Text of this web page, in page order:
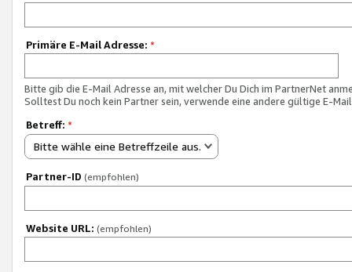
Primäre E-Mail Adresse: *
Bitte gib die E-Mail Adresse an, mit welcher Du Dich im PartnerNet
Solltest Du noch kein Partner sein, verwende eine andere gültige E-
Betreff: *
Bitte wähle eine Betreffzeile aus.
Partner-ID (empfohlen)
Website URL: (empfohlen)